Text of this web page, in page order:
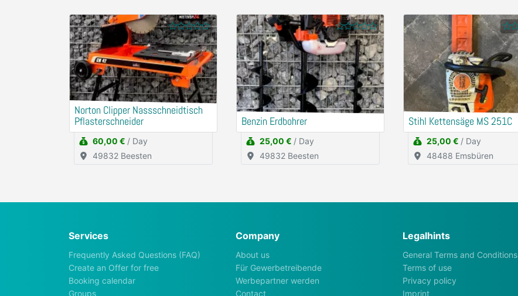
Norton Clipper Nassschneidtisch
Pflasterschneider
60,00 € / Day
49832 Beesten
Benzin Erdbohrer
25,00 € / Day
49832 Beesten
Stihl Kettensäge MS 251C
25,00 € / Day
48488 Emsbüren
Services
Frequently Asked Questions (FAQ)
Create an Offer for free
Booking calendar
Groups
Company
About us
Für Gewerbetreibende
Werbepartner werden
Contact
Legalhints
General Terms and Conditions
Terms of use
Privacy policy
Imprint